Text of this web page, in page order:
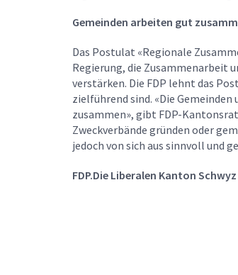
Gemeinden arbeiten gut
Das Postulat «Regionale
Regierung, die Zusammenarbeit
verstärken. Die FDP lehnt das
zielführend sind. «Die
zusammen», gibt FDP-
Zweckverbände gründen oder
jedoch von sich aus sinnvoll und
FDP.Die Liberalen Kanton Schwyz